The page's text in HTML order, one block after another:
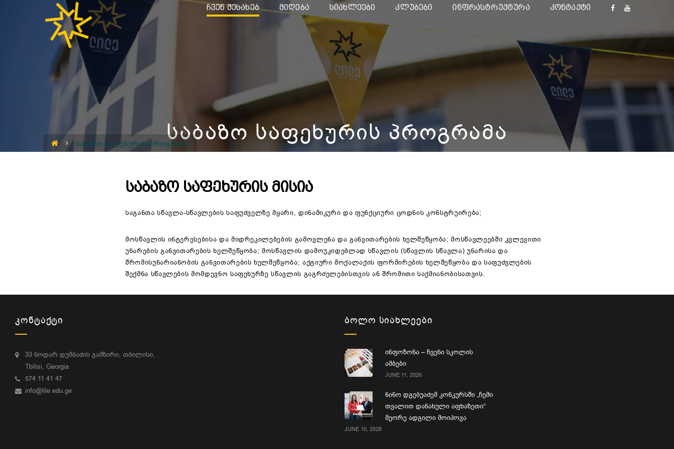
ᲩᲕᲔᲜ ᲨᲔᲡᲐᲮᲔᲑ ᲛᲘᲦᲔᲑᲐ ᲡᲘᲐᲮᲚᲔᲔᲑᲘ ᲙᲚᲣᲑᲔᲑᲘ ᲘᲜᲤᲠᲐᲡᲢᲠᲣᲥᲢᲣᲠᲐ ᲙᲝᲜᲢᲐᲥᲢᲘ
ᲡᲐᲑᲐᲖᲝ ᲡᲐᲤᲔᲮᲣᲠᲘᲡ ᲞᲠᲝᲒᲠᲐᲛᲐ
ᲡᲐᲑᲐᲖᲝ ᲡᲐᲤᲔᲮᲣᲠᲘᲡ ᲞᲠᲝᲒᲠᲐᲛᲐ
ᲡᲐᲑᲐᲖᲝ ᲡᲐᲤᲔᲮᲣᲠᲘᲡ ᲛᲘᲡᲘᲐ
საგანთა სწავლა-სწავლების საფუძველზე მყარი, დინამიკური და ფუნქციური ცოდნის კონსტრუირება;
მოსწავლის ინტერესებისა და მიდრეკილებების გამოვლენა და განვითარების ხელშეწყობა; მოსწავლეებში კვლევითი
უნარების განვითარების ხელშეწყობა; მოსწავლის დამოუკიდებლად სწავლის (სწავლის სწავლა) უნარისა და
შრომისუნარიანობის განვითარების ხელშეწყობა; აქტიური მოქალაქის ფორმირების ხელშეწყობა და საფუძვლების
შექმნა სწავლების მომდევნო საფეხურზე სწავლის გაგრძელებისთვის ან შრომითი საქმიანობისათვის.
ᲙᲝᲜᲢᲐᲥᲢᲘ
33 ნოდარ დუმბაძის გამზირი, თბილისი,
Tbilisi, Georgia
574 11 41 47
info@lile.edu.ge
ᲑᲝᲚᲝ ᲡᲘᲐᲮᲚᲔᲔᲑᲘ
ინფოზონა – ჩვენი სკოლის
ამბები
JUNE 11, 2026
ნინო დგებუაძემ კონკურსში „ჩემი
თვალით დანახული აფხაზეთი“
მეორე ადგილი მოიპოვა
JUNE 10, 2026